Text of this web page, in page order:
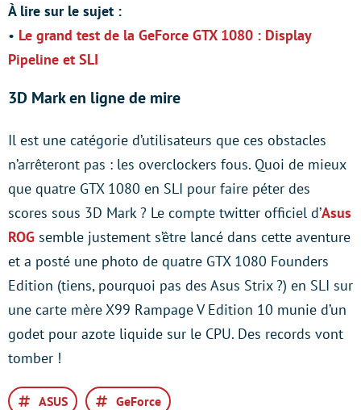
À lire sur le sujet :
• Le grand test de la GeForce GTX 1080 : Display
Pipeline et SLI
3D Mark en ligne de mire
Il est une catégorie d’utilisateurs que ces obstacles
n’arrêteront pas : les overclockers fous. Quoi de mieux
que quatre GTX 1080 en SLI pour faire péter des
scores sous 3D Mark ? Le compte twitter officiel d’Asus
ROG semble justement s’être lancé dans cette aventure
et a posté une photo de quatre GTX 1080 Founders
Edition (tiens, pourquoi pas des Asus Strix ?) en SLI sur
une carte mère X99 Rampage V Edition 10 munie d’un
godet pour azote liquide sur le CPU. Des records vont
tomber !
ASUS GeForce